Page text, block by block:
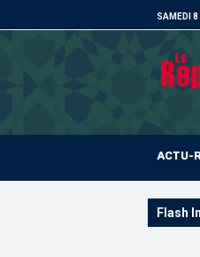
SAMEDI
ACTU-
Flash